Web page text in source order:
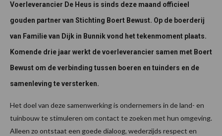
Voerleverancier De Heus is sinds deze maand officieel
gouden partner van Stichting Boert Bewust. Op de boerderij
van Familie van Dijk in Bunnik vond het tekenmoment plaats.
Komende drie jaar werkt de voerleverancier samen met Boert
Bewust om de verbinding tussen boeren en tuinders en de
samenleving te versterken.
Het doel van deze samenwerking is ondernemers in de land- en
tuinbouw te stimuleren om contact te zoeken met hun omgeving.
Alleen zo ontstaat een goede dialoog, wederzijds respect en